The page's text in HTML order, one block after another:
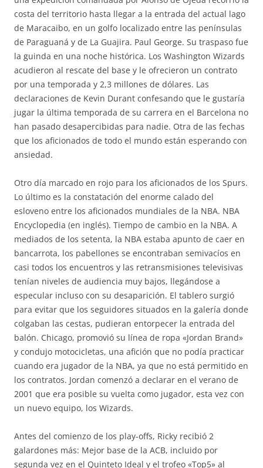
costa del territorio hasta llegar a la entrada del actual lago
de Maracaibo, en un golfo localizado entre las penínsulas
de Paraguaná y de La Guajira. Paul George. Su traspaso fue
la guinda en una noche histórica. Los Washington Wizards
acudieron al rescate del base y le ofrecieron un contrato
por una temporada y 2,3 millones de dólares. Las
declaraciones de Kevin Durant confesando que le gustaría
jugar la última temporada de su carrera en el Barcelona no
han pasado desapercibidas para nadie. Otra de las fechas
que los aficionados de todo el mundo están esperando con
ansiedad.
Otro día marcado en rojo para los aficionados de los Spurs.
Lo último es la constatación del enorme calado del
esloveno entre los aficionados mundiales de la NBA. NBA
Encyclopedia (en inglés). Tiempo de cambio en la NBA. A
mediados de los setenta, la NBA estaba apunto de caer en
bancarrota, los pabellones se encontraban semivacíos en
casi todos los encuentros y las retransmisiones televisivas
tenían niveles de audiencia muy bajos, llegándose a
especular incluso con su desaparición. El tablero surgió
para evitar que los seguidores situados en la galería donde
colgaban las cestas, pudieran entorpecer la entrada del
balón. Chicago, promovió su línea de ropa «Jordan Brand»
y condujo motocicletas, una afición que no podía practicar
cuando era jugador de la NBA, ya que no está permitido en
los contratos. Jordan comenzó a declarar en el verano de
2001 que era posible su vuelta como jugador, esta vez con
un nuevo equipo, los Wizards.
Antes del comienzo de los play-offs, Ricky recibió 2
galardones más: Mejor base de la ACB, incluido por
segunda vez en el Quinteto Ideal y el trofeo «Top5» al